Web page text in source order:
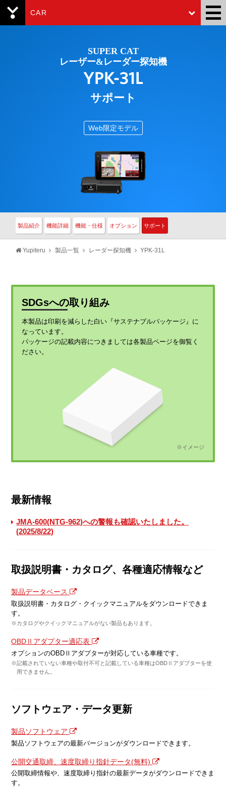
CAR
SUPER CAT
レーザー&レーダー探知機
YPK-31L
サポート
Web限定モデル
製品紹介 機能詳細 機能・仕様 オプション サポート
Yupiteru 製品一覧 レーダー探知機 YPK-31L
SDGsへの取り組み
本製品は印刷を減らした白い『サステナブルパッケージ』に
なっています。
パッケージの記載内容につきましては各製品ページを御覧く
ださい。
※イメージ
最新情報
JMA-600(NTG-962)への警報も確認いたしました。
(2025/8/22)
取扱説明書・カタログ、各種適応情報など
製品データベース
取扱説明書・カタログ・クイックマニュアルをダウンロードできま
す。
※カタログやクイックマニュアルがない製品もあります。
OBDⅡアダプター適応表
オプションのOBDⅡアダプターが対応している車種です。
※記載されていない車種や取付不可と記載している車種はOBDⅡアダプターを使
用できません。
ソフトウェア・データ更新
製品ソフトウェア
製品ソフトウェアの最新バージョンがダウンロードできます。
公開交通取締、速度取締り指針データ(無料)
公開取締情報や、速度取締り指針の最新データがダウンロードできま
す。